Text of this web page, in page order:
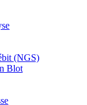
(NGS)
Blot